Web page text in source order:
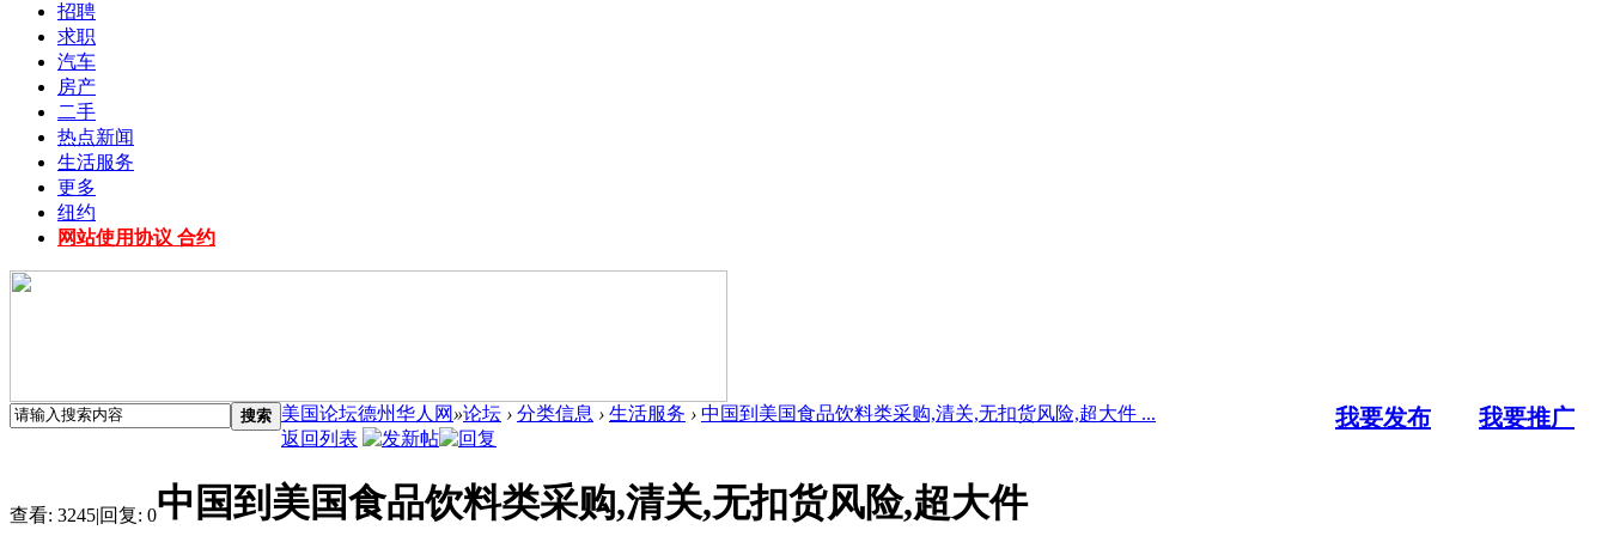
招聘
求职
汽车
房产
二手
热点新闻
生活服务
更多
纽约
网站使用协议 合约
搜索 我要发布 我要推广
美国论坛德州华人网 »论坛 › 分类信息 › 生活服务 › 中国到美国食品饮料类采购,清关,无扣货风险,超大件 ...
返回列表
查看: 3245|回复: 0中国到美国食品饮料类采购,清关,无扣货风险,超大件